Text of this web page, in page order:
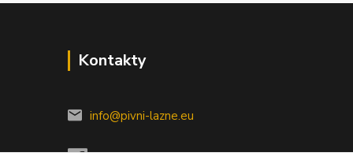
Kontakty
info@pivni-lazne.eu